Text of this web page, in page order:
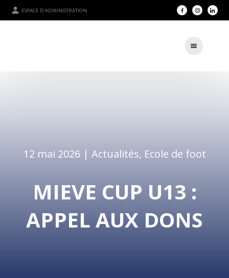
ESPACE D'ADMINISTRATION
12 mai 2026 | Actualités, Ecole de foot
MIEVE CUP U13 :
APPEL AUX DONS